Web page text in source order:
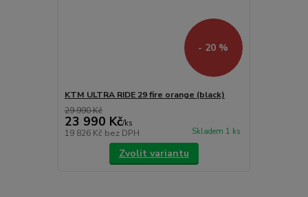
- 20 %
KTM ULTRA RIDE 29 fire orange (black)
29 990 Kč
23 990 Kč/ks
19 826 Kč bez DPH Skladem 1 ks
Zvolit variantu